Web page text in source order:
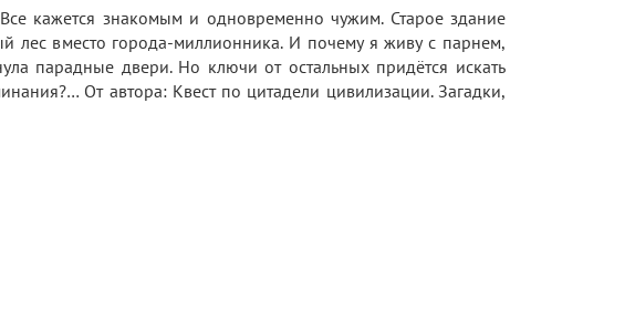
кажется знакомым и одновременно чужим. Старое здание
вместо города-миллионника. И почему я живу с парнем,
парадные двери. Но ключи от остальных придётся искать
От автора: Квест по цитадели цивилизации. Загадки,